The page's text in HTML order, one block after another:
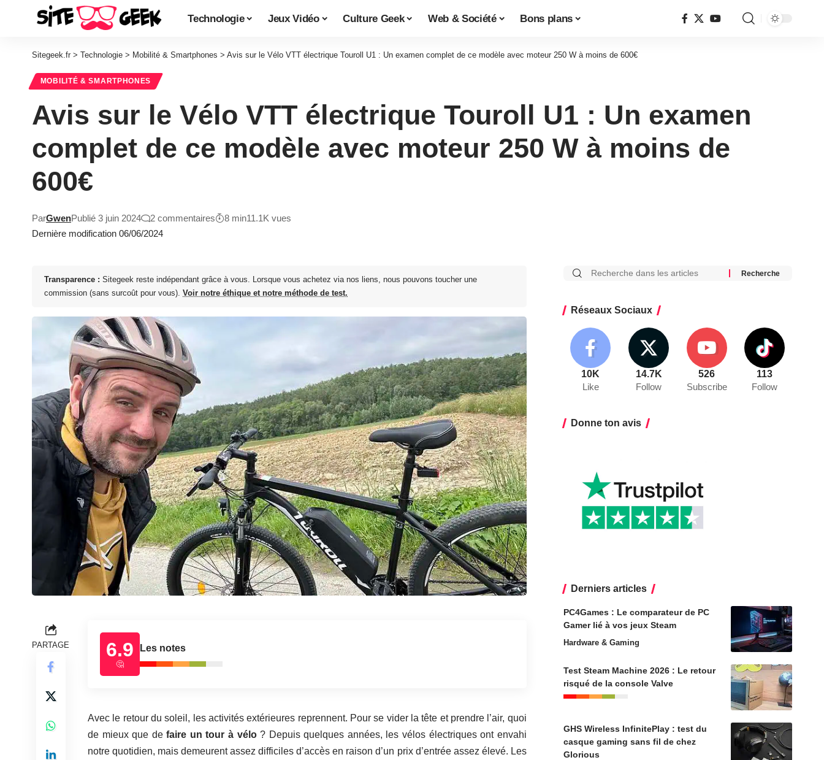
Technologie Jeux Vidéo Culture Geek Web & Société Bons plans
Sitegeek.fr > Technologie > Mobilité & Smartphones > Avis sur le Vélo VTT électrique Touroll U1 : Un examen complet de ce modèle avec moteur 250 W à moins de 600€
MOBILITÉ & SMARTPHONES
Avis sur le Vélo VTT électrique Touroll U1 : Un examen
complet de ce modèle avec moteur 250 W à moins de
600€
Dernière modification 06/06/2024
ParGwenPublié 3 juin 2024 2 commentaires 8 min11.1K vues
Transparence : Sitegeek reste indépendant grâce à vous. Lorsque vous achetez via nos liens, nous pouvons toucher une
commission (sans surcoût pour vous). Voir notre éthique et notre méthode de test.
PARTAGE 6.9
🤔
Les notes
Avec le retour du soleil, les activités extérieures reprennent. Pour se vider la tête et prendre l’air, quoi
de mieux que defaire un tour à vélo? Depuis quelques années, les vélos électriques ont envahi
notre quotidien, mais demeurent assez difficiles d’accès en raison d’un prix d’entrée assez élevé. Les
Réseaux Sociaux
10K
Like
14.7K
Follow
526
Subscribe
113
Follow
Donne ton avis
Derniers articles
PC4Games : Le comparateur de PC
Gamer lié à vos jeux Steam
Hardware & Gaming
Test Steam Machine 2026 : Le retour
risqué de la console Valve
GHS Wireless InfinitePlay : test du
casque gaming sans fil de chez
Glorious